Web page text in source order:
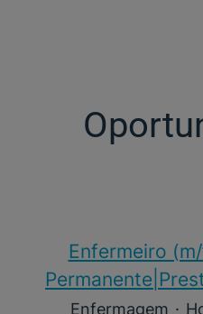
Enfermeiro
Enfermagem ·